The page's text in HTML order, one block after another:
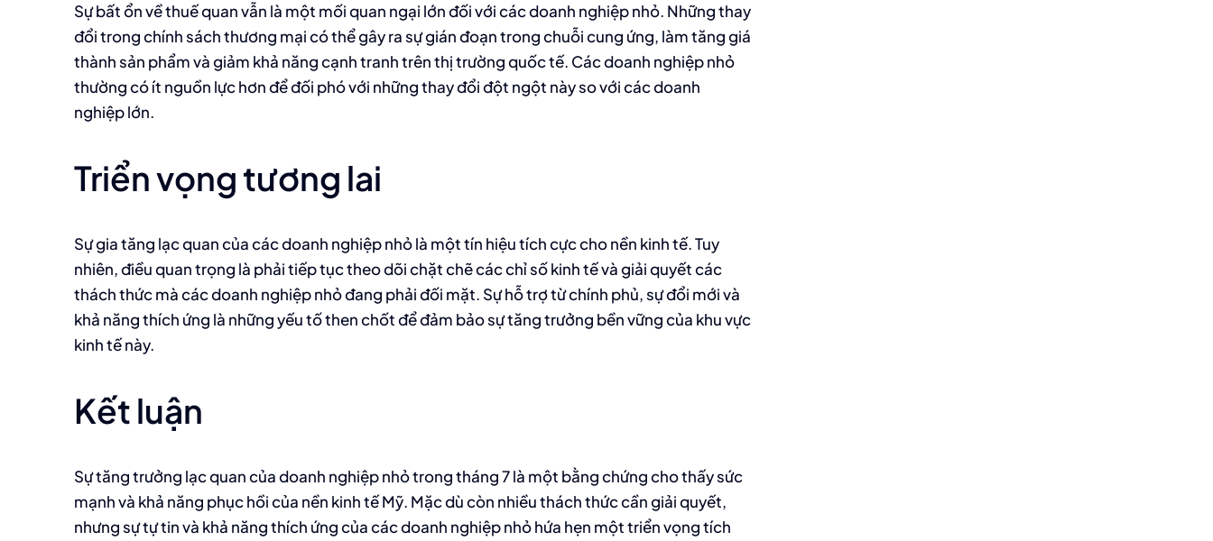
Sự bất ổn về thuế quan vẫn là một mối quan ngại lớn đối với các doanh nghiệp nhỏ. Những thay
đổi trong chính sách thương mại có thể gây ra sự gián đoạn trong chuỗi cung ứng, làm tăng giá
thành sản phẩm và giảm khả năng cạnh tranh trên thị trường quốc tế. Các doanh nghiệp nhỏ
thường có ít nguồn lực hơn để đối phó với những thay đổi đột ngột này so với các doanh
nghiệp lớn.
Triển vọng tương lai
Sự gia tăng lạc quan của các doanh nghiệp nhỏ là một tín hiệu tích cực cho nền kinh tế. Tuy
nhiên, điều quan trọng là phải tiếp tục theo dõi chặt chẽ các chỉ số kinh tế và giải quyết các
thách thức mà các doanh nghiệp nhỏ đang phải đối mặt. Sự hỗ trợ từ chính phủ, sự đổi mới và
khả năng thích ứng là những yếu tố then chốt để đảm bảo sự tăng trưởng bền vững của khu vực
kinh tế này.
Kết luận
Sự tăng trưởng lạc quan của doanh nghiệp nhỏ trong tháng 7 là một bằng chứng cho thấy sức
mạnh và khả năng phục hồi của nền kinh tế Mỹ. Mặc dù còn nhiều thách thức cần giải quyết,
nhưng sự tự tin và khả năng thích ứng của các doanh nghiệp nhỏ hứa hẹn một triển vọng tích